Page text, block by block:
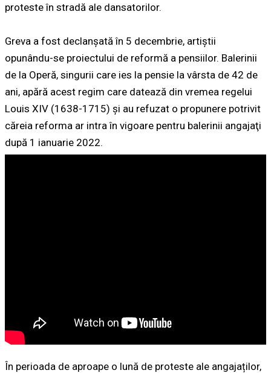
proteste în stradă ale dansatorilor.
Greva a fost declanșată în 5 decembrie, artiștii
opunându-se proiectului de reformă a pensiilor. Balerinii
de la Operă, singurii care ies la pensie la vârsta de 42 de
ani, apără acest regim care datează din vremea regelui
Louis XIV (1638-1715) și au refuzat o propunere potrivit
căreia reforma ar intra în vigoare pentru balerinii angajaţi
după 1 ianuarie 2022.
În perioada de aproape o lună de proteste ale angajaților,